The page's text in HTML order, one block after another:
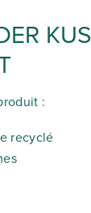
:
recyclé